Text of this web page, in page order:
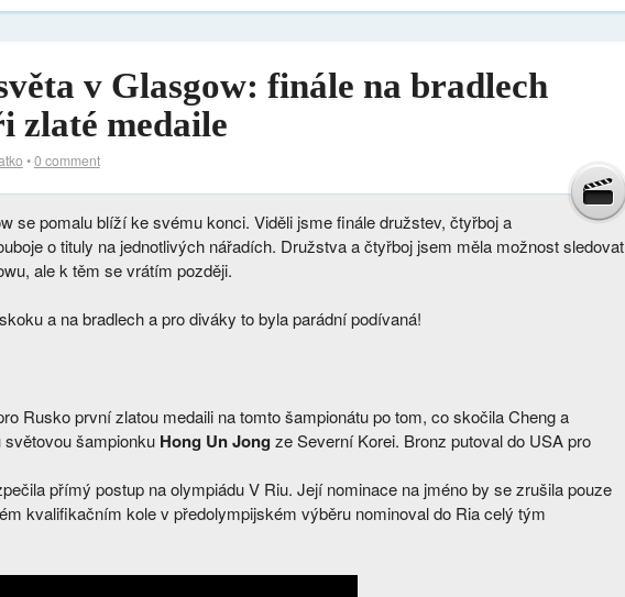
v Glasgow: finále na bradlech
zlaté medaile
•0 comment
se pomalu blíží ke svému konci. Viděli jsme finále družstev, čtyřboj a
o tituly na jednotlivých nářadích. Družstva a čtyřboj jsem měla možnost sledovat
ale k těm se vrátím později.
a na bradlech a pro diváky to byla parádní podívaná!
Rusko první zlatou medaili na tomto šampionátu po tom, co skočila Cheng a
šampionku Hong Un Jong ze Severní Korei. Bronz putoval do USA pro
přímý postup na olympiádu V Riu. Její nominace na jméno by se zrušila pouze
kvalifikačním kole v předolympijském výběru nominoval do Ria celý tým